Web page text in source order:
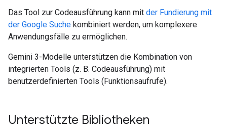
Das Tool zur Codeausführung kann mit der Fundierung mit
der Google Suche kombiniert werden, um komplexere
Anwendungsfälle zu ermöglichen.
Gemini 3-Modelle unterstützen die Kombination von
integrierten Tools (z. B. Codeausführung) mit
benutzerdefinierten Tools (Funktionsaufrufe).
Unterstützte Bibliotheken